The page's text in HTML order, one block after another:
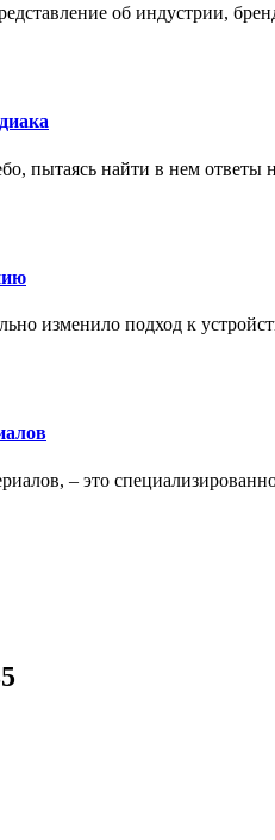
об индустрии,
пытаясь найти в нем ответы
изменило подход к
– это